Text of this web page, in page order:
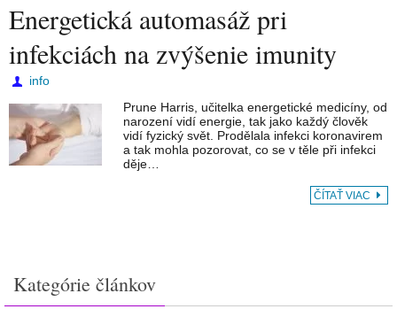
Energetická automasáž pri
infekciách na zvýšenie imunity
info
Prune Harris, učitelka energetické medicíny, od
narození vidí energie, tak jako každý člověk
vidí fyzický svět. Prodělala infekci koronavirem
a tak mohla pozorovat, co se v těle při infekci
děje…
ČÍTAŤ VIAC
Kategórie článkov